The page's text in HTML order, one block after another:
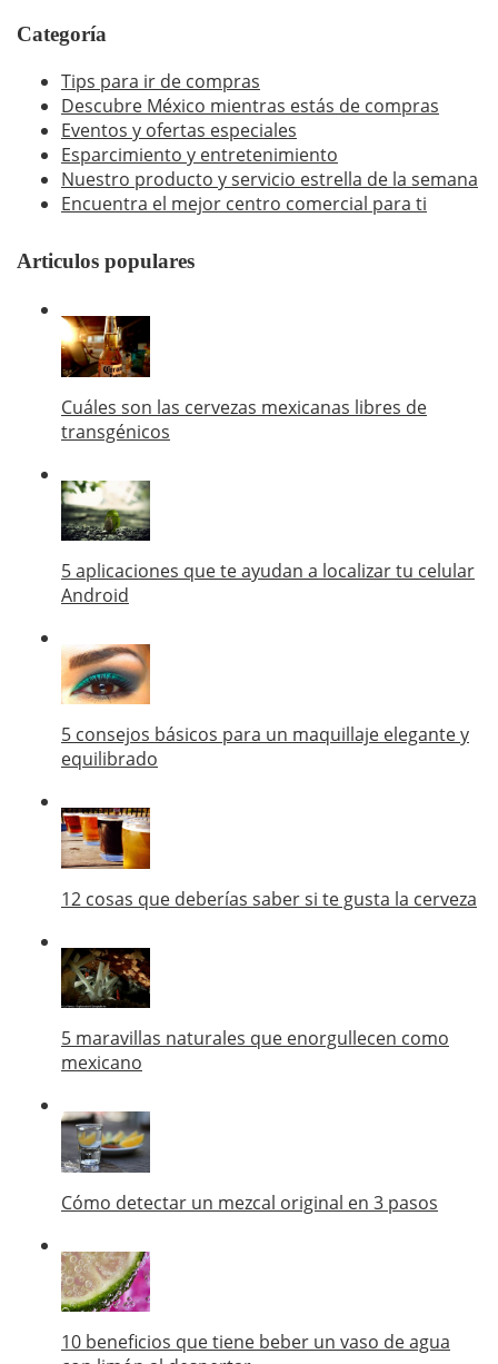
Categoría
Tips para ir de compras
Descubre México mientras estás de compras
Eventos y ofertas especiales
Esparcimiento y entretenimiento
Nuestro producto y servicio estrella de la semana
Encuentra el mejor centro comercial para ti
Articulos populares
Cuáles son las cervezas mexicanas libres de
transgénicos
5 aplicaciones que te ayudan a localizar tu celular
Android
5 consejos básicos para un maquillaje elegante y
equilibrado
12 cosas que deberías saber si te gusta la cerveza
5 maravillas naturales que enorgullecen como
mexicano
Cómo detectar un mezcal original en 3 pasos
10 beneficios que tiene beber un vaso de agua